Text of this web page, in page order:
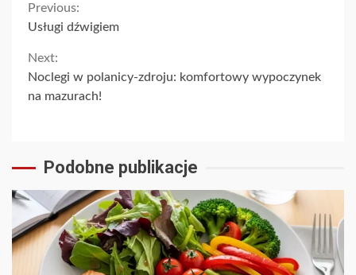
Continue
Reading
Previous:
Usługi dźwigiem
Next:
Noclegi w polanicy-zdroju: komfortowy wypoczynek
na mazurach!
Podobne publikacje